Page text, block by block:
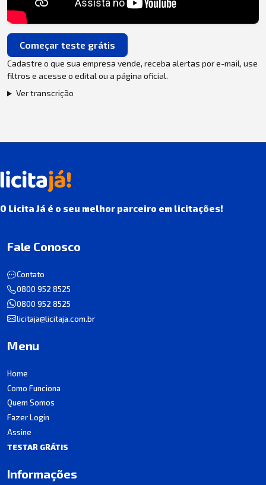
Começar teste grátis
Cadastre o que sua empresa vende, receba alertas por e-mail, use
filtros e acesse o edital ou a página oficial.
Ver transcrição
O Licita Já é o seu melhor parceiro em licitações!
Fale Conosco
Contato
0800 952 8525
0800 952 8525
licitaja@licitaja.com.br
Menu
Home
Como Funciona
Quem Somos
Fazer Login
Assine
TESTAR GRÁTIS
Informações